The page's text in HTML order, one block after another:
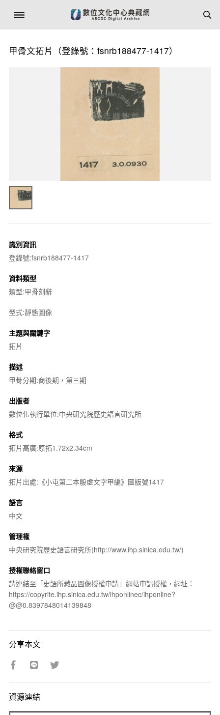
甲骨文拓片（登錄號：fsnrb188477-1417）
識別資訊
登錄號:fsnrb188477-1417
資料類型
類型:甲骨刻辭
型式:靜態圖像
主題與關鍵字
拓片
描述
甲骨分期:商後期，第三期
出版者
數位化執行單位:中央研究院歷史語言研究所
格式
拓片高廣:原拓1.72x2.34cm
來源
拓片出處:《小屯第二本殷虛文字甲編》圖版號1417
語言
中文
管理權
中央研究院歷史語言研究所(http://www.ihp.sinica.edu.tw/)
授權聯絡窗口
請連結至「史語所藏品圖像授權申請」網站申請授權，網址：
https://copyrite.ihp.sinica.edu.tw/ihponlinec/ihponline?
@@0.8397848014139848
分享本文
資源連結